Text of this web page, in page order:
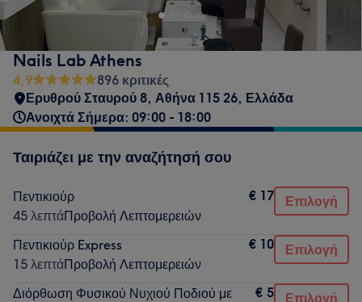
Nails Lab Athens
4,9
896 κριτικές
Ερυθρού Σταυρού 8, Αθήνα 115 26, Ελλάδα
Ανοιχτά Σήμερα: 09:00 - 18:00
Ταιριάζει με την αναζήτησή σου
Πεντικιούρ
45 λεπτάΠροβολή Λεπτομερειών
€ 17 Επιλογή
Πεντικιούρ Express
15 λεπτάΠροβολή Λεπτομερειών
€ 10 Επιλογή
Διόρθωση Φυσικού Νυχιού Ποδιού με
€ 5 Επιλογή